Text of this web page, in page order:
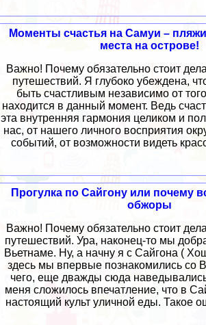
Моменты счастья на Самуи –
места на острове!
Важно! Почему обязательно стоит
путешествий. Я глубоко убеждена,
быть счастливым независимо от
находится в данный момент. Ведь
эта внутренняя гармония целиком и
нас, от нашего личного восприятия
событий, от возможности видеть
Прогулка по Сайгону или почему
обжоры
Важно! Почему обязательно стоит
путешествий. Ура, наконец-то мы
Вьетнаме. Ну, а начну я с Сайгона (
здесь мы впервые познакомились со
чего, еще дважды сюда
меня сложилось впечатление, что в
настоящий культ уличной еды. Такое